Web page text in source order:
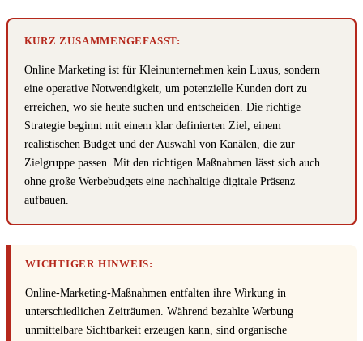
KURZ ZUSAMMENGEFASST:
Online Marketing ist für Kleinunternehmen kein Luxus, sondern
eine operative Notwendigkeit, um potenzielle Kunden dort zu
erreichen, wo sie heute suchen und entscheiden. Die richtige
Strategie beginnt mit einem klar definierten Ziel, einem
realistischen Budget und der Auswahl von Kanälen, die zur
Zielgruppe passen. Mit den richtigen Maßnahmen lässt sich auch
ohne große Werbebudgets eine nachhaltige digitale Präsenz
aufbauen.
WICHTIGER HINWEIS:
Online-Marketing-Maßnahmen entfalten ihre Wirkung in
unterschiedlichen Zeiträumen. Während bezahlte Werbung
unmittelbare Sichtbarkeit erzeugen kann, sind organische